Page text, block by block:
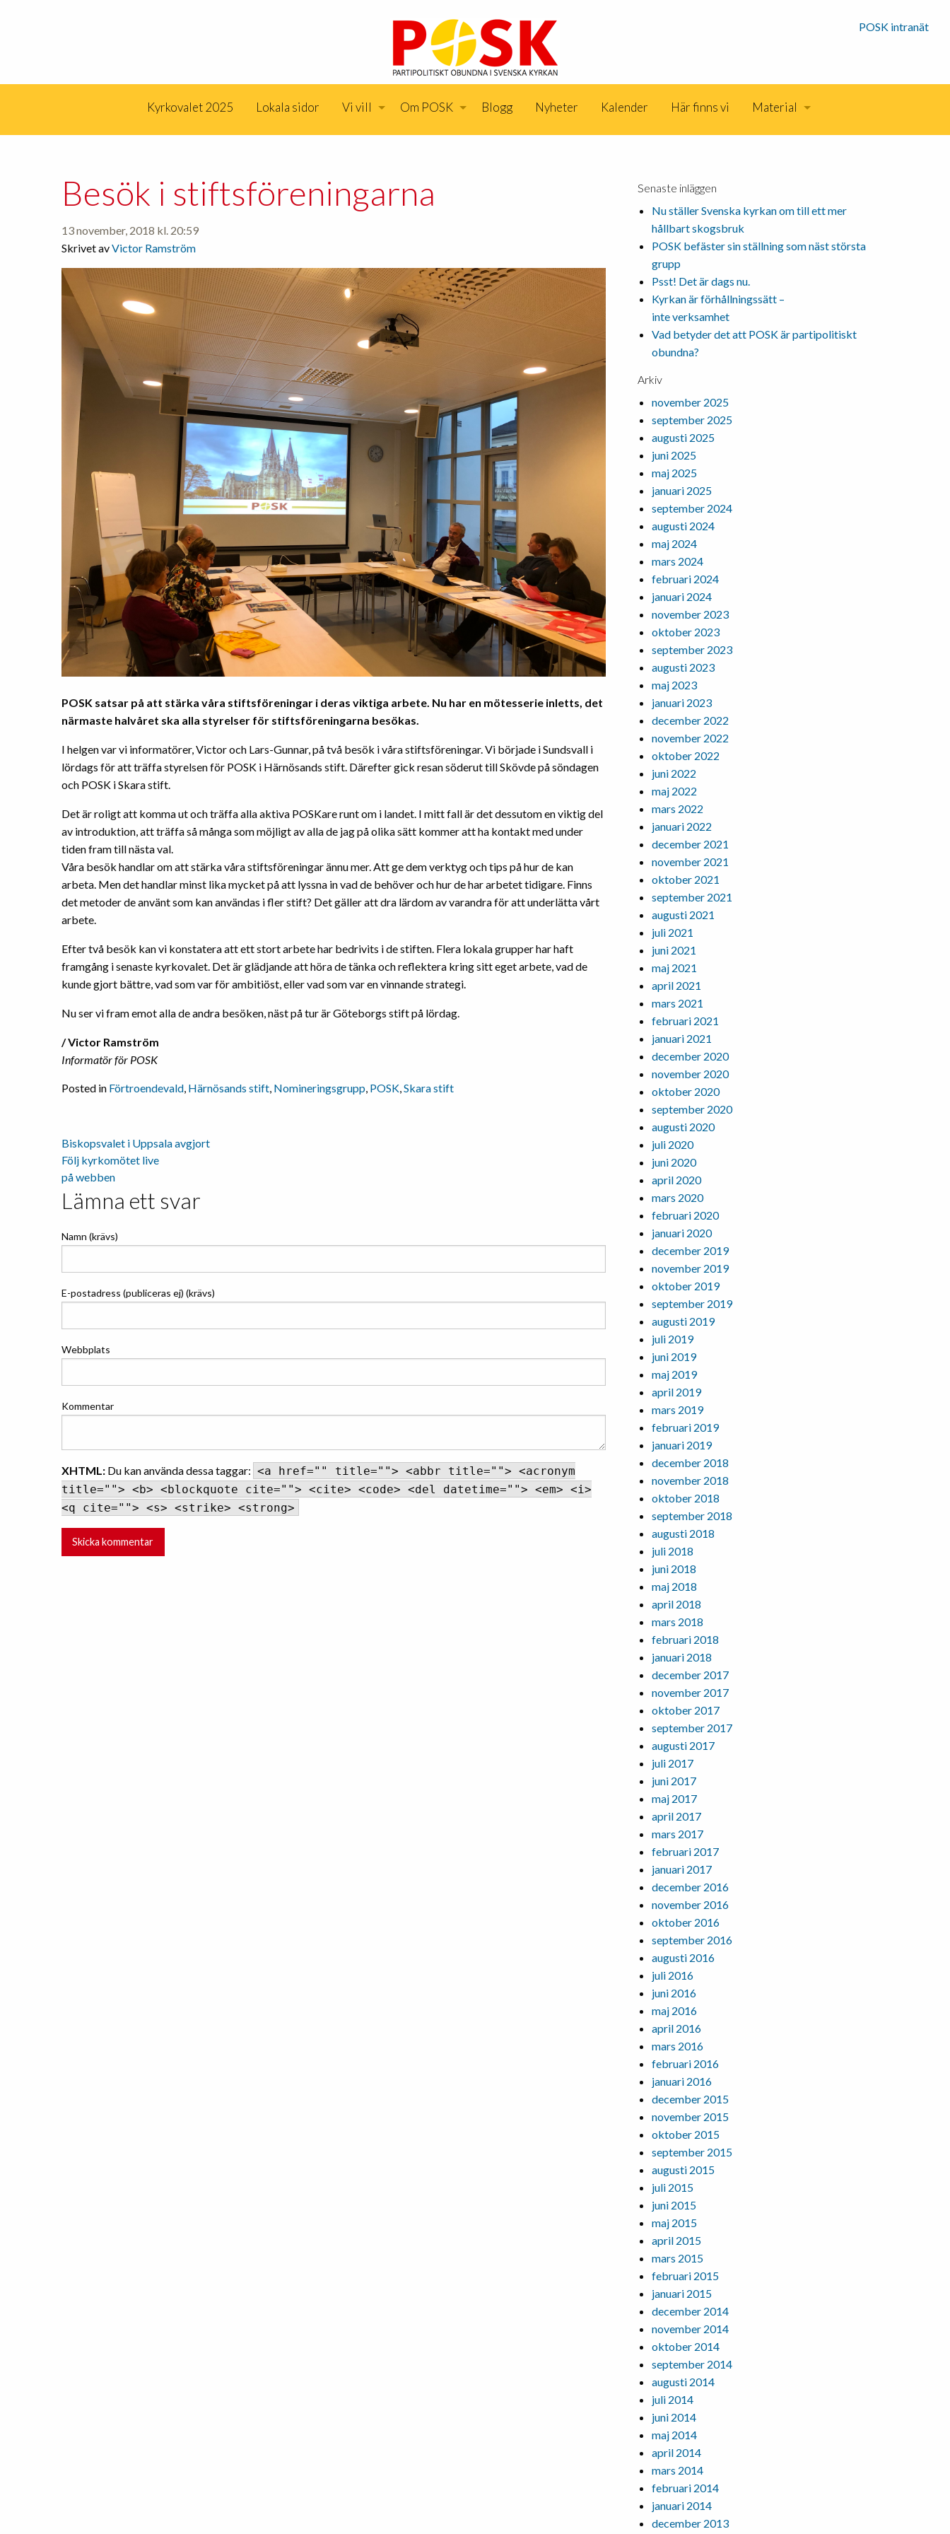
POSK intranät
Kyrkovalet 2025 Lokala sidor Vi vill Om POSK Blogg Nyheter Kalender Här finns vi Material
Besök i stiftsföreningarna
13 november, 2018 kl. 20:59
Skrivet avVictor Ramström
POSK satsar på att stärka våra stiftsföreningar i deras viktiga arbete. Nu har en mötesserie inletts, det
närmaste halvåret ska alla styrelser för stiftsföreningarna besökas.
I helgen var vi informatörer, Victor och Lars-Gunnar, på två besök i våra stiftsföreningar. Vi började i Sundsvall i
lördags för att träffa styrelsen för POSK i Härnösands stift. Därefter gick resan söderut till Skövde på söndagen
och POSK i Skara stift.
Det är roligt att komma ut och träffa alla aktiva POSKare runt om i landet. I mitt fall är det dessutom en viktig del
av introduktion, att träffa så många som möjligt av alla de jag på olika sätt kommer att ha kontakt med under
tiden fram till nästa val.
Våra besök handlar om att stärka våra stiftsföreningar ännu mer. Att ge dem verktyg och tips på hur de kan
arbeta. Men det handlar minst lika mycket på att lyssna in vad de behöver och hur de har arbetet tidigare. Finns
det metoder de använt som kan användas i fler stift? Det gäller att dra lärdom av varandra för att underlätta vårt
arbete.
Efter två besök kan vi konstatera att ett stort arbete har bedrivits i de stiften. Flera lokala grupper har haft
framgång i senaste kyrkovalet. Det är glädjande att höra de tänka och reflektera kring sitt eget arbete, vad de
kunde gjort bättre, vad som var för ambitiöst, eller vad som var en vinnande strategi.
Nu ser vi fram emot alla de andra besöken, näst på tur är Göteborgs stift på lördag.
/ Victor Ramström
Informatör för POSK
Posted in Förtroendevald Härnösands stift Nomineringsgrupp POSK Skara stift
Inläggsnavigering
Biskopsvalet i Uppsala avgjort
Följ kyrkomötet live
på webben
Lämna ett svar
Namn (krävs)
E-postadress (publiceras ej) (krävs)
Webbplats
Kommentar
XHTML: Du kan använda dessa taggar: <a href="" title=""> <abbr title=""> <acronym
title=""> <b> <blockquote cite=""> <cite> <code> <del datetime=""> <em> <i>
<q cite=""> <s> <strike> <strong>
Senaste inläggen
Nu ställer Svenska kyrkan om till ett mer
hållbart skogsbruk
POSK befäster sin ställning som näst största
grupp
Psst! Det är dags nu.
Kyrkan är förhållningssätt –
inte verksamhet
Vad betyder det att POSK är partipolitiskt
obundna?
Arkiv
november 2025
september 2025
augusti 2025
juni 2025
maj 2025
januari 2025
september 2024
augusti 2024
maj 2024
mars 2024
februari 2024
januari 2024
november 2023
oktober 2023
september 2023
augusti 2023
maj 2023
januari 2023
december 2022
november 2022
oktober 2022
juni 2022
maj 2022
mars 2022
januari 2022
december 2021
november 2021
oktober 2021
september 2021
augusti 2021
juli 2021
juni 2021
maj 2021
april 2021
mars 2021
februari 2021
januari 2021
december 2020
november 2020
oktober 2020
september 2020
augusti 2020
juli 2020
juni 2020
april 2020
mars 2020
februari 2020
januari 2020
december 2019
november 2019
oktober 2019
september 2019
augusti 2019
juli 2019
juni 2019
maj 2019
april 2019
mars 2019
februari 2019
januari 2019
december 2018
november 2018
oktober 2018
september 2018
augusti 2018
juli 2018
juni 2018
maj 2018
april 2018
mars 2018
februari 2018
januari 2018
december 2017
november 2017
oktober 2017
september 2017
augusti 2017
juli 2017
juni 2017
maj 2017
april 2017
mars 2017
februari 2017
januari 2017
december 2016
november 2016
oktober 2016
september 2016
augusti 2016
juli 2016
juni 2016
maj 2016
april 2016
mars 2016
februari 2016
januari 2016
december 2015
november 2015
oktober 2015
september 2015
augusti 2015
juli 2015
juni 2015
maj 2015
april 2015
mars 2015
februari 2015
januari 2015
december 2014
november 2014
oktober 2014
september 2014
augusti 2014
juli 2014
juni 2014
maj 2014
april 2014
mars 2014
februari 2014
januari 2014
december 2013